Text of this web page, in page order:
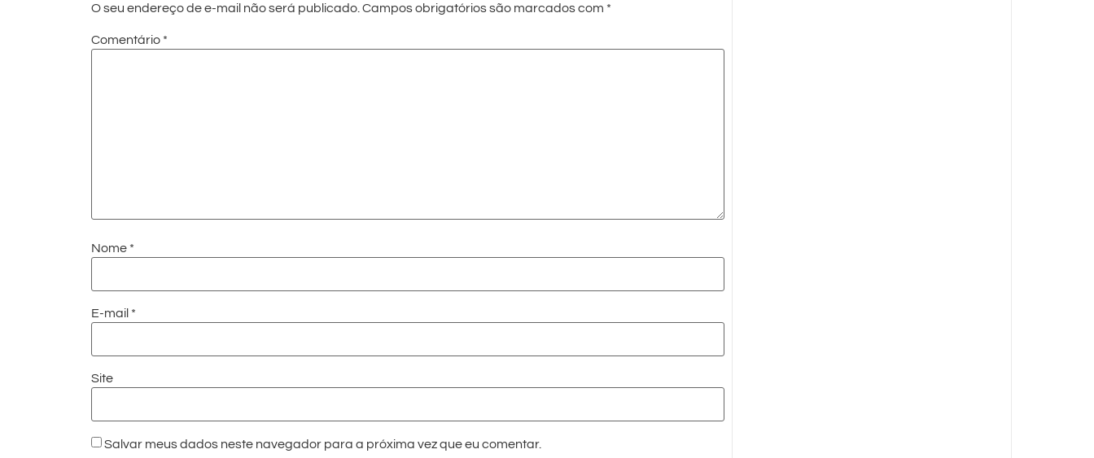
O seu endereço de e-mail não será publicado. Campos obrigatórios são marcados com *
Comentário *
Nome *
E-mail *
Site
Salvar meus dados neste navegador para a próxima vez que eu comentar.